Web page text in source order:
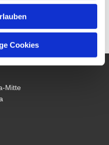
Cookies
Mitte